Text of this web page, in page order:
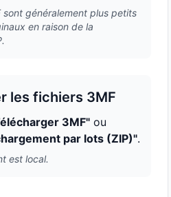
sont généralement plus petits
en raison de la
les fichiers 3MF
3MF" ou
par lots (ZIP)".
est local.